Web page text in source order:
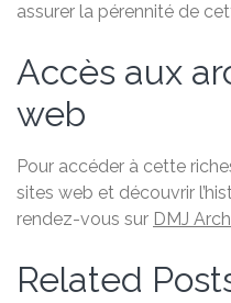
assurer la pérennité de
Accès aux
web
Pour accéder à cette
sites web et découvrir
rendez-vous sur DMJ
Related